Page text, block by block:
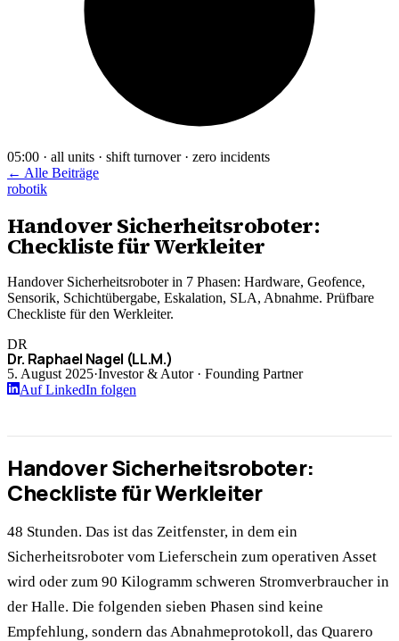
05:00 · all units · shift turnover · zero incidents
← Alle Beiträge
robotik
Handover Sicherheitsroboter:
Checkliste für Werkleiter
Handover Sicherheitsroboter in 7 Phasen: Hardware, Geofence,
Sensorik, Schichtübergabe, Eskalation, SLA, Abnahme. Prüfbare
Checkliste für den Werkleiter.
DR
Dr. Raphael Nagel (LL.M.)
5. August 2025·Investor & Autor · Founding Partner
Auf LinkedIn folgen
Handover Sicherheitsroboter:
Checkliste für Werkleiter
48 Stunden. Das ist das Zeitfenster, in dem ein
Sicherheitsroboter vom Lieferschein zum operativen Asset
wird oder zum 90 Kilogramm schweren Stromverbraucher in
der Halle. Die folgenden sieben Phasen sind keine
Empfehlung, sondern das Abnahmeprotokoll, das Quarero